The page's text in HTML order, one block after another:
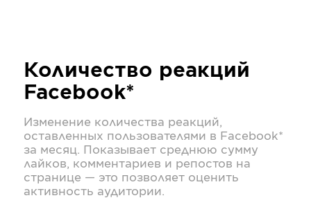
Количество реакций
Facebook*
Изменение количества реакций,
оставленных пользователями в Facebook*
за месяц. Показывает среднюю сумму
лайков, комментариев и репостов на
странице — это позволяет оценить
активность аудитории.